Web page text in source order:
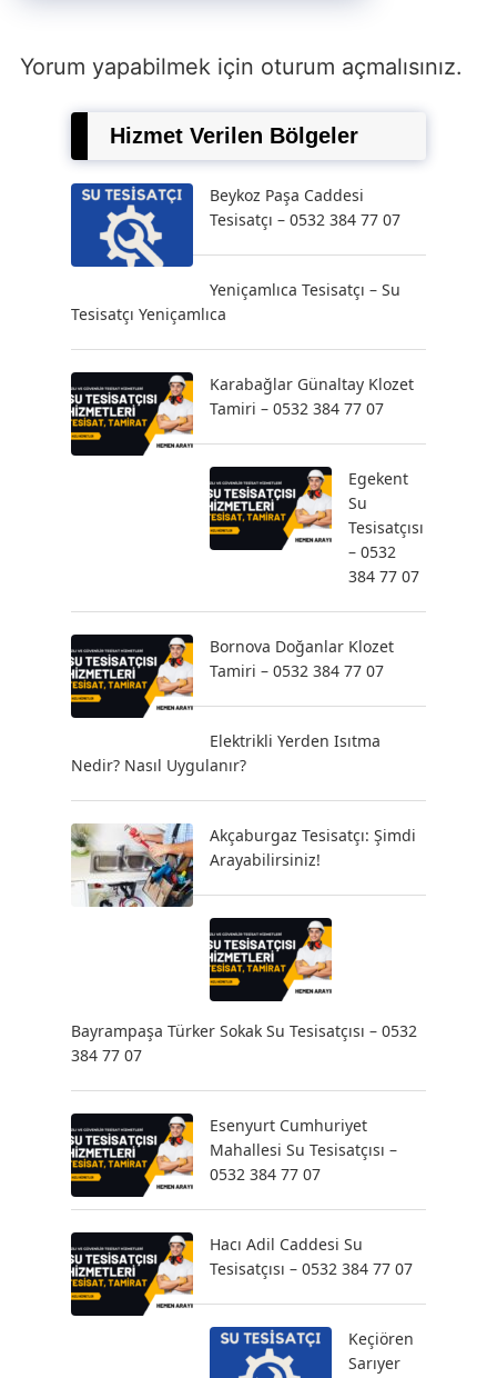
Yorum yapabilmek için oturum açmalısınız.
Hizmet Verilen Bölgeler
Beykoz Paşa Caddesi
Tesisatçı – 0532 384 77 07
Yeniçamlıca Tesisatçı – Su
Tesisatçı Yeniçamlıca
Karabağlar Günaltay Klozet
Tamiri – 0532 384 77 07
Egekent
Su
Tesisatçısı
– 0532
384 77 07
Bornova Doğanlar Klozet
Tamiri – 0532 384 77 07
Elektrikli Yerden Isıtma
Nedir? Nasıl Uygulanır?
Akçaburgaz Tesisatçı: Şimdi
Arayabilirsiniz!
Bayrampaşa Türker Sokak Su Tesisatçısı – 0532
384 77 07
Esenyurt Cumhuriyet
Mahallesi Su Tesisatçısı –
0532 384 77 07
Hacı Adil Caddesi Su
Tesisatçısı – 0532 384 77 07
Keçiören
Sarıyer